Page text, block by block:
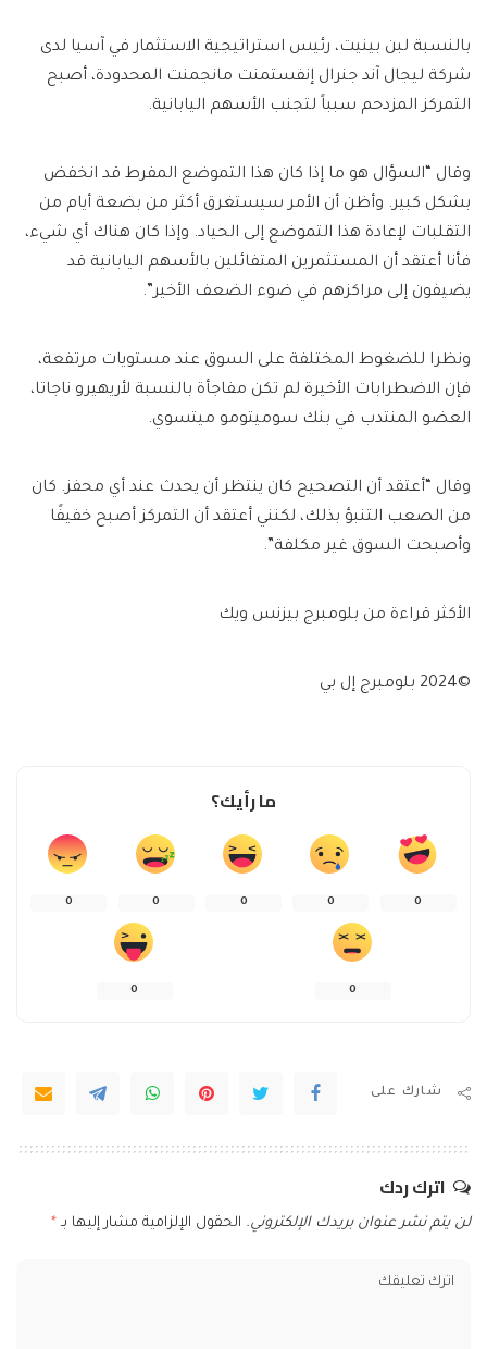
بالنسبة لبن بينيت، رئيس استراتيجية الاستثمار في آسيا لدى
شركة ليجال آند جنرال إنفستمنت مانجمنت المحدودة، أصبح
التمركز المزدحم سبباً لتجنب الأسهم اليابانية.
وقال “السؤال هو ما إذا كان هذا التموضع المفرط قد انخفض
بشكل كبير. وأظن أن الأمر سيستغرق أكثر من بضعة أيام من
التقلبات لإعادة هذا التموضع إلى الحياد. وإذا كان هناك أي شيء،
فأنا أعتقد أن المستثمرين المتفائلين بالأسهم اليابانية قد
يضيفون إلى مراكزهم في ضوء الضعف الأخير”.
ونظرا للضغوط المختلفة على السوق عند مستويات مرتفعة،
فإن الاضطرابات الأخيرة لم تكن مفاجأة بالنسبة لأريهيرو ناجاتا،
العضو المنتدب في بنك سوميتومو ميتسوي.
وقال “أعتقد أن التصحيح كان ينتظر أن يحدث عند أي محفز. كان
من الصعب التنبؤ بذلك، لكنني أعتقد أن التمركز أصبح خفيفًا
وأصبحت السوق غير مكلفة”.
الأكثر قراءة من بلومبرج بيزنس ويك
©2024 بلومبرج إل بي
ما رأيك؟
0
0
0
0
0
0
0
شارك على
اترك ردك
لن يتم نشر عنوان بريدك الإلكتروني. الحقول الإلزامية مشار إليها بـ *